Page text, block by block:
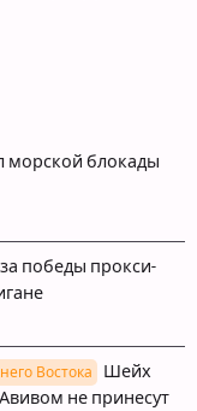
морской блокады
победы прокси-
Востока
Шейх
не принесут